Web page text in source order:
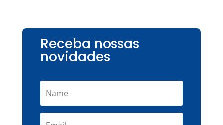
Receba nossas
novidades